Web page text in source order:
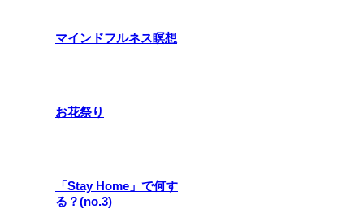
マインドフルネス瞑想
お花祭り
「Stay Home」で何す
る？(no.3)